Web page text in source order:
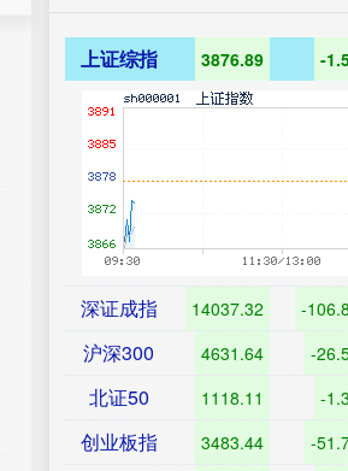
上证综指 3876.89 -
深证成指 14037.32 -
沪深300 4631.64 -
北证50 1118.11 -
创业板指 3483.44 -